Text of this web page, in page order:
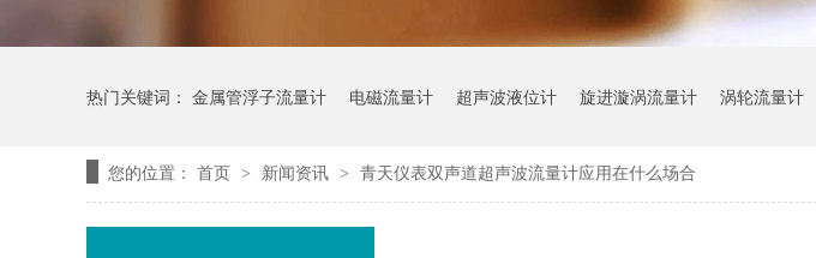
热门关键词： 金属管浮子流量计 电磁流量计 超声波液位计 旋进漩涡流量计 涡轮流量计
您的位置： 首页 > 新闻资讯 > 青天仪表双声道超声波流量计应用在什么场合